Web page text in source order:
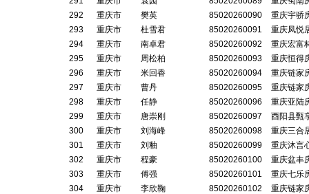
292
重庆市 樊英 85020260090
重庆宇骄
293
重庆市 杜雪君 85020260091
重庆凤悦
294
重庆市 南卓君 85020260092
重庆宏富
295
重庆市 周松柏 85020260093
重庆恒得
296
重庆市 米回香 85020260094
重庆链家
297
重庆市 曹丹 85020260095
重庆链家
298
重庆市 任静 85020260096
重庆亚陆
299
重庆市 唐崇刚 85020260097
酉阳县甄
300
重庆市 刘海峰 85020260098
重庆三合
301
重庆市 刘釉 85020260099
重庆沐言
302
重庆市 程豪 85020260100
重庆盆丰
303
重庆市 傅强 85020260101
重庆七乐
304
重庆市 李欣鞠 85020260102
重庆链家